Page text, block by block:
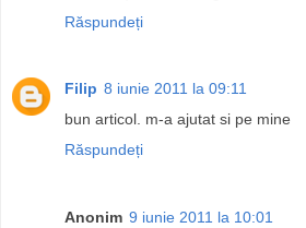
Răspundeți
Filip 8 iunie 2011 la 09:11
bun articol. m-a ajutat si pe mine
Răspundeți
Anonim 9 iunie 2011 la 10:01